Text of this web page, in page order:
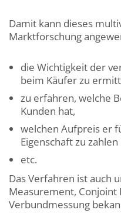
Damit kann dieses
Marktforschung
die Wichtigkeit der
beim Käufer zu
zu erfahren, welche
Kunden hat,
welchen Aufpreis er
Eigenschaft zu
etc.
Das Verfahren ist auch
Measurement,
Verbundmessung